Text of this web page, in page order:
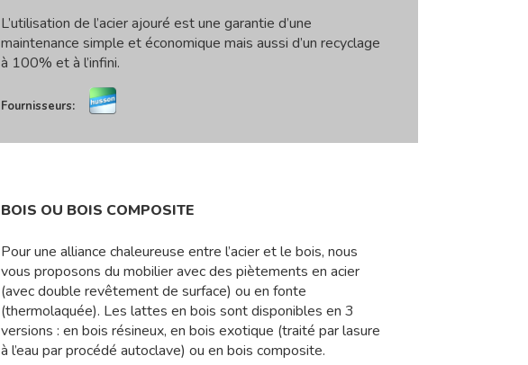
L’utilisation de l’acier ajouré est une garantie d’une
maintenance simple et économique mais aussi d’un recyclage
à 100% et à l’infini.
Fournisseurs:
BOIS OU BOIS COMPOSITE
Pour une alliance chaleureuse entre l’acier et le bois, nous
vous proposons du mobilier avec des piètements en acier
(avec double revêtement de surface) ou en fonte
(thermolaquée). Les lattes en bois sont disponibles en 3
versions : en bois résineux, en bois exotique (traité par lasure
à l’eau par procédé autoclave) ou en bois composite.